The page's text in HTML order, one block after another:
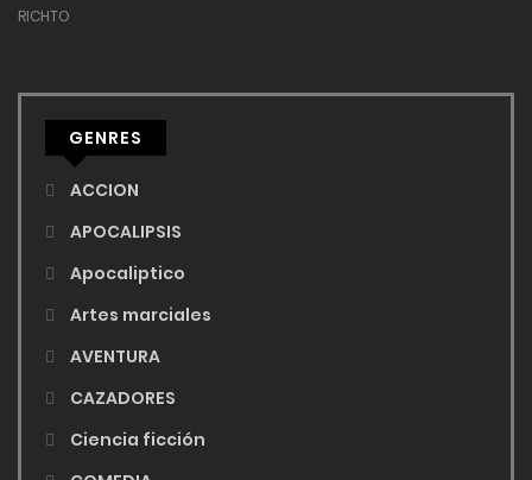
RICHTO
GENRES
ACCION
APOCALIPSIS
Apocaliptico
Artes marciales
AVENTURA
CAZADORES
Ciencia ficción